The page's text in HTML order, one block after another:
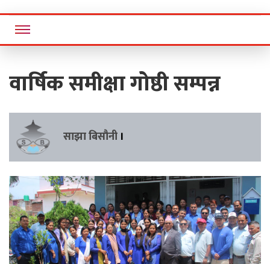
Bisaunee
वार्षिक समीक्षा गोष्ठी सम्पन्न
साझा बिसौनी ।